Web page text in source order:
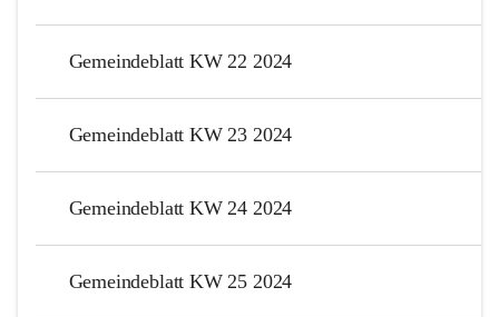
Gemeindeblatt KW 22 2024
Gemeindeblatt KW 23 2024
Gemeindeblatt KW 24 2024
Gemeindeblatt KW 25 2024